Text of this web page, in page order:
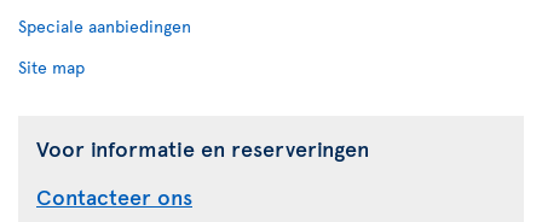
Speciale aanbiedingen
Site map
Voor informatie en reserveringen
Contacteer ons